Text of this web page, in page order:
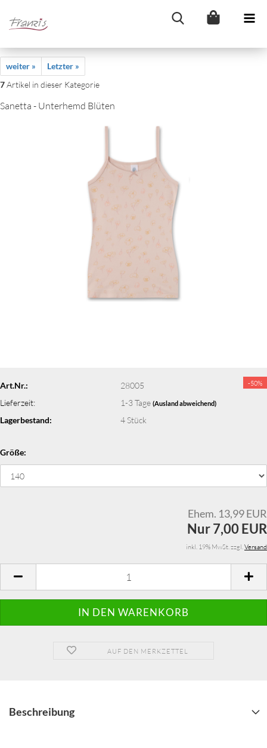
weiter »
Letzter »
7Artikel in dieser Kategorie
Sanetta - Unterhemd Blüten
-50%
Art.Nr.:
28005
Lieferzeit:
1-3 Tage (Ausland abweichend)
Lagerbestand: 4 Stück
Größe:
Ehem. 13,99 EUR
Nur 7,00 EUR
inkl. 19% MwSt. zzgl.Versand
AUF DEN MERKZETTEL
Beschreibung